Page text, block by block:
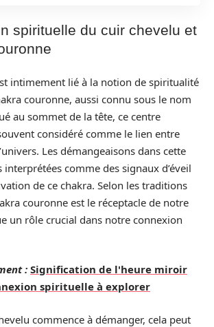
spirituelle du cuir chevelu et
intimement lié à la notion de spiritualité
couronne, aussi connu sous le nom
au sommet de la tête, ce centre
considéré comme le lien entre
Les démangeaisons dans cette
comme des signaux d’éveil
de ce chakra. Selon les traditions
couronne est le réceptacle de notre
un rôle crucial dans notre connexion
: Signification de l'heure miroir
spirituelle à explorer
commence à démanger, cela peut